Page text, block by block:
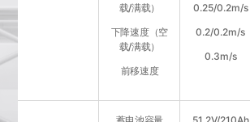
载/满载）
下降速度（空
载/满载）
前移速度
0.25/0.2m/s
0.2/0.2m/s
0.3m/s